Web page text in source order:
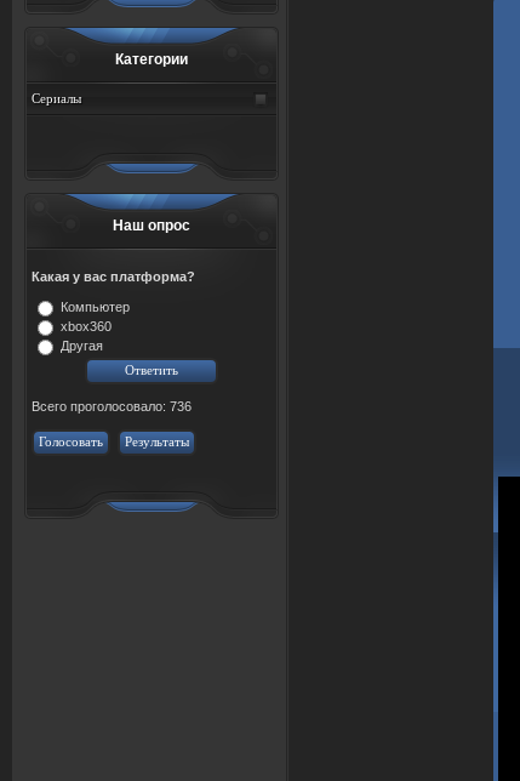
Категории
Сериалы
Наш опрос
Какая у вас платформа?
Компьютер
xbox360
Другая
Всего проголосовало: 736
Голосовать Результаты